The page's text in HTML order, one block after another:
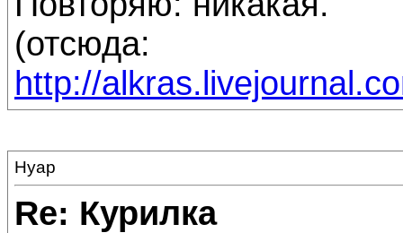
(отсюда:
http://
Нуар
Re: Курилка